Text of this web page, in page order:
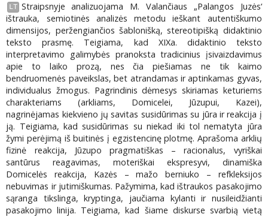
LT Straipsnyje analizuojama M. Valančiaus „Palangos Juzės‘
ištrauka, semiotinės analizės metodu ieškant autentiškumo
dimensijos, peržengiančios šablonišką, stereotipišką didaktinio
teksto prasmę. Teigiama, kad XIXa. didaktinio teksto
interpretavimo galimybės pranoksta tradicinius įsivaizdavimus
apie to laiko prozą, nes čia piešiamas ne tik kaimo
bendruomenės paveikslas, bet atrandamas ir aptinkamas gyvas,
individualus žmogus. Pagrindinis dėmesys skiriamas keturiems
charakteriams (arkliams, Domicelei, Jūzupui, Kazei),
nagrinėjamas kiekvieno jų savitas susidūrimas su jūra ir reakcija į
ją. Teigiama, kad susidūrimas su niekad iki tol nematyta jūra
žymi perėjimą iš buitinės į egzistencinę plotmę. Aprašoma arklių
fizinė reakcija, Jūzupo pragmatiškas – racionalus, vyriškai
santūrus reagavimas, moteriškai ekspresyvi, dinamiška
Domicelės reakcija, Kazės – mažo berniuko – refkleksijos
nebuvimas ir jutimiškumas. Pažymima, kad ištraukos pasakojimo
sąranga tikslinga, kryptinga, jaučiama kylanti ir nusileidžianti
pasakojimo linija. Teigiama, kad šiame diskurse svarbią vietą